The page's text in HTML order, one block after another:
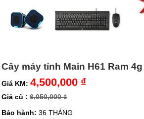
Cây máy tính Main H61 Ram
Giá KM: 4,500,000 ₫
Giá cũ : 6,050,000 ₫
Bảo hành: 36 THÁNG